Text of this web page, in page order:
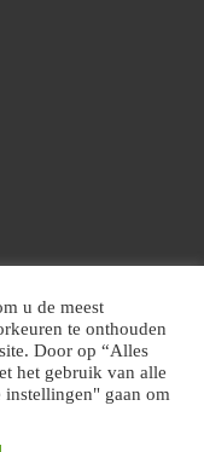
u de meest
te onthouden
Door op “Alles
het gebruik van alle
gaan om